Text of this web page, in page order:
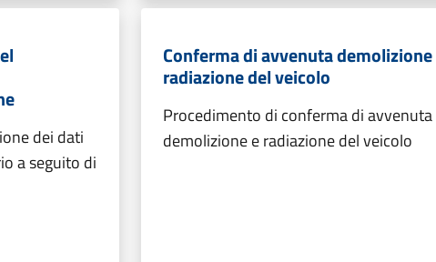
dei dati
a seguito di
Conferma di avvenuta demolizione
radiazione del veicolo
Procedimento di conferma di avvenuta
demolizione e radiazione del veicolo